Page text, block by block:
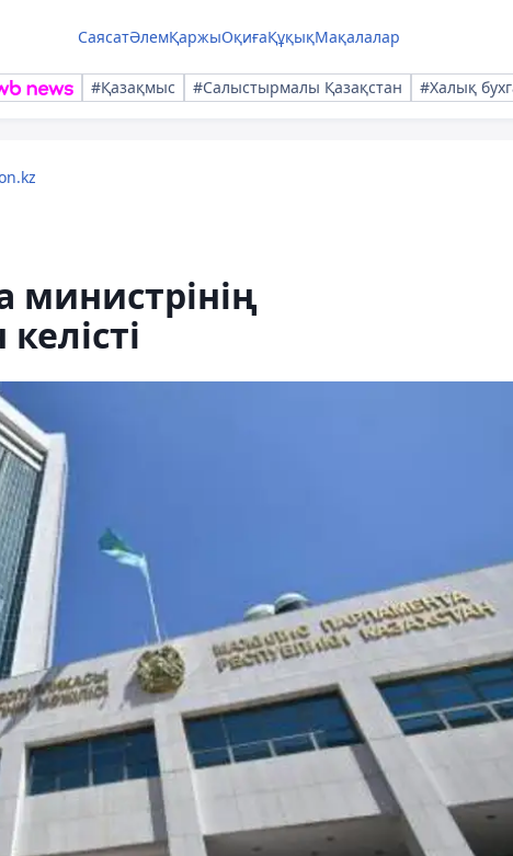
СаясатӘлемҚаржыОқиғаҚұқықМақалалар
#Қазақмыс #Салыстырмалы Қазақстан #Халық
министрінің